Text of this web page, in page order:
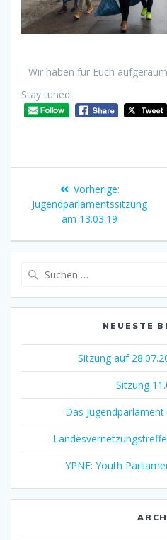
Wir haben für Euch
Stay tuned!
Vorherige:
Jugendparlamentssitzung
am 13.03.19
NEUESTE
Sitzung auf
Sitzung
Das
YPNE: Youth